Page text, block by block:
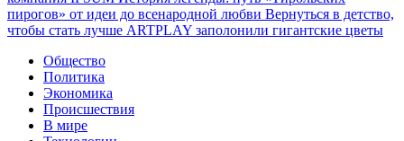
пирогов» от идеи до всенародной любви Вернуться в детство,
чтобы стать лучше ARTPLAY заполонили гигантские цветы
Общество
Политика
Экономика
Происшествия
В мире